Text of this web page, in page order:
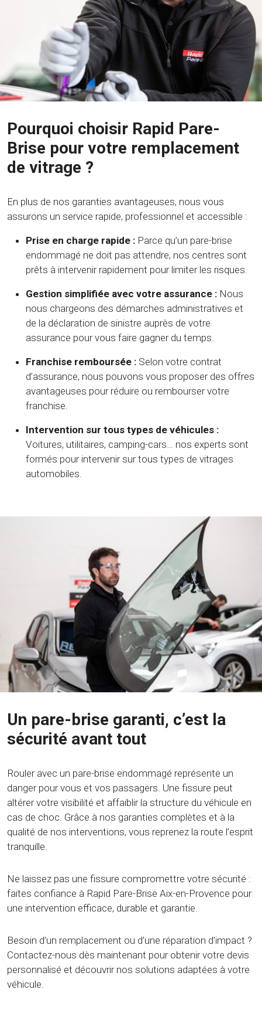
Pourquoi choisir Rapid Pare-
Brise pour votre remplacement
de vitrage ?
En plus de nos garanties avantageuses, nous vous
assurons un service rapide, professionnel et accessible :
Prise en charge rapide : Parce qu’un pare-brise
endommagé ne doit pas attendre, nos centres sont
prêts à intervenir rapidement pour limiter les risques.
Gestion simplifiée avec votre assurance : Nous
nous chargeons des démarches administratives et
de la déclaration de sinistre auprès de votre
assurance pour vous faire gagner du temps.
Franchise remboursée : Selon votre contrat
d’assurance, nous pouvons vous proposer des offres
avantageuses pour réduire ou rembourser votre
franchise.
Intervention sur tous types de véhicules :
Voitures, utilitaires, camping-cars… nos experts sont
formés pour intervenir sur tous types de vitrages
automobiles.
Un pare-brise garanti, c’est la
sécurité avant tout
Rouler avec un pare-brise endommagé représente un
danger pour vous et vos passagers. Une fissure peut
altérer votre visibilité et affaiblir la structure du véhicule en
cas de choc. Grâce à nos garanties complètes et à la
qualité de nos interventions, vous reprenez la route l’esprit
tranquille.
Ne laissez pas une fissure compromettre votre sécurité :
faites confiance à Rapid Pare-Brise Aix-en-Provence pour
une intervention efficace, durable et garantie.
Besoin d’un remplacement ou d’une réparation d’impact ?
Contactez-nous dès maintenant pour obtenir votre devis
personnalisé et découvrir nos solutions adaptées à votre
véhicule.